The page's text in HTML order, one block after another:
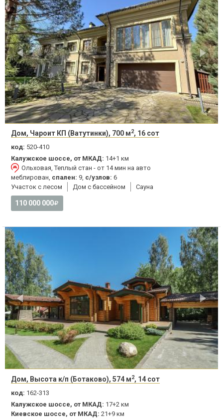
Дом, Чароит КП (Ватутинки), 700 м2, 16 сот
код: 520-410
Калужское шоссе, от МКАД: 14+1 км
Ольховая, Теплый стан - от 14 мин на авто
меблирован, спален: 9, с/узлов: 6
Участок с лесом
Дом с бассейном Сауна
110 000 000
Дом, Высота к/п (Ботаково), 574 м2, 14 сот
код: 162-313
Калужское шоссе, от МКАД: 17+2 км
Киевское шоссе, от МКАД: 21+9 км